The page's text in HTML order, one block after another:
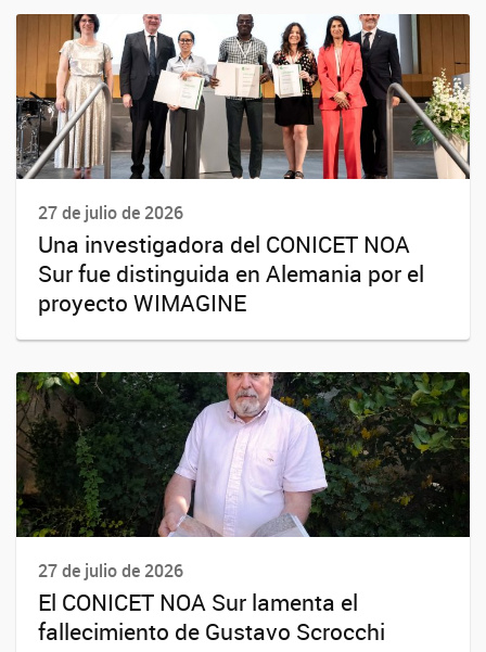
27 de julio de 2026
Una investigadora del CONICET NOA
Sur fue distinguida en Alemania por el
proyecto WIMAGINE
27 de julio de 2026
El CONICET NOA Sur lamenta el
fallecimiento de Gustavo Scrocchi